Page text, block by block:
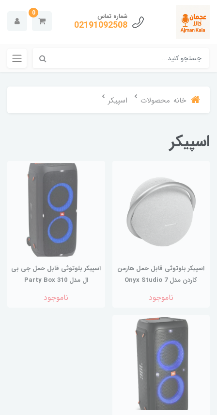
شماره تماس
02191092508
0
خانه محصولات اسپیکر
اسپیکر
اسپیکر بلوتوثی قابل حمل هارمن
کاردن مدل Onyx Studio 7
ناموجود
اسپیکر بلوتوثی قابل حمل جی بی
ال مدل Party Box 310
ناموجود